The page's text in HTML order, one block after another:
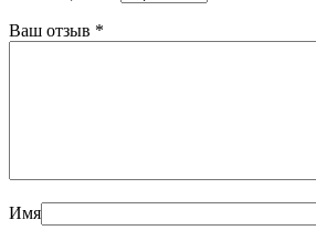
Ваш отзыв *
Имя